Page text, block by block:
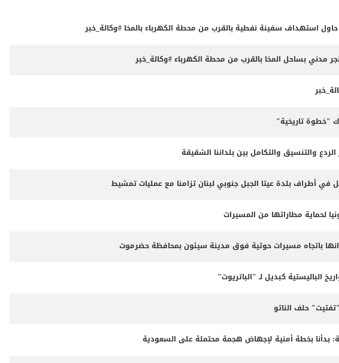
حاول استهداف سفينة نفطية بالقرب من محطة الكهرباء بالمخا #وكالة_خبر
بساحل المخا بالقرب من محطة الكهرباء #وكالة_خبر
"خطوة تاريخية"
والتنسيق والتكامل بين بلداننا الشقيقة
في أطراف بلدة عيتا الجبل جنوبي لبنان تزامنا مع عمليات تمشيط
لحماية مطاراتها من المسيرات
باتجاه مسيرات حوثية فوق مدينة سيئون بمحافظة حضرموت
الباليستية كبديل لـ "الباتريوت"
حلف الناتو
بدأنا بخطة أمنية لإجهاض هجمة محتملة على السعودية